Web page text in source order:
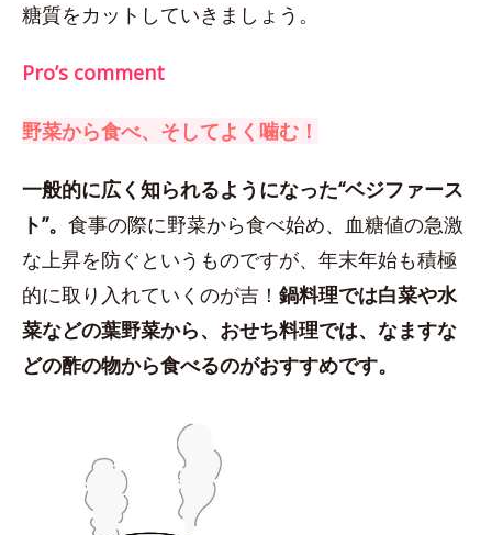
糖質をカットしていきましょう。
Pro’s comment
野菜から食べ、そしてよく噛む！
一般的に広く知られるようになった“ベジファース
ト”。 食事の際に野菜から食べ始め、血糖値の急激
な上昇を防ぐというものですが、年末年始も積極
的に取り入れていくのが吉！ 鍋料理では白菜や水
菜などの葉野菜から、おせち料理では、なますな
どの酢の物から食べるのがおすすめです。